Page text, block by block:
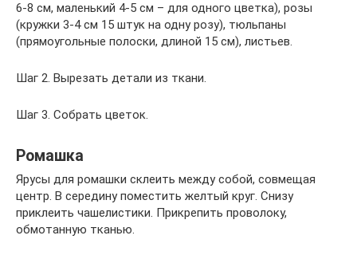
6-8 см, маленький 4-5 см – для одного цветка), розы
(кружки 3-4 см 15 штук на одну розу), тюльпаны
(прямоугольные полоски, длиной 15 см), листьев.
Шаг 2. Вырезать детали из ткани.
Шаг 3. Собрать цветок.
Ромашка
Ярусы для ромашки склеить между собой, совмещая
центр. В середину поместить желтый круг. Снизу
приклеить чашелистики. Прикрепить проволоку,
обмотанную тканью.